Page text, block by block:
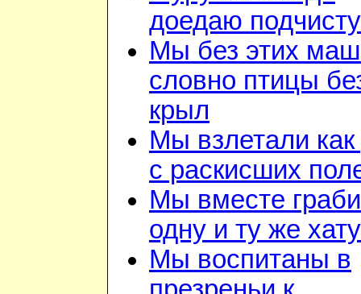
доедаю
Мы без этих
словно птицы
крыл
Мы взлетали как
с раскисших
Мы вместе
одну и ту же хату
Мы воспитаны в